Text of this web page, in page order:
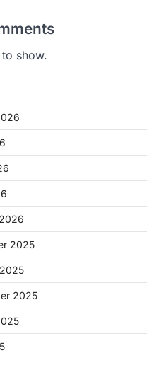
show.
2025
2025
CHHATTISGARH
निःशुल्क दी जाएगी एल्बेंडाजोल
CHHATTISGARH
CG : मुख्यमंत्री विष्णुदेव साय
में छत्तीसगढ़ को बड़ी उपलब्धि
More Khabar
रायपुर। मुख्यमंत्री विष्णुदेव साय के
ऊर्जा, हरित विकास और किसानों की